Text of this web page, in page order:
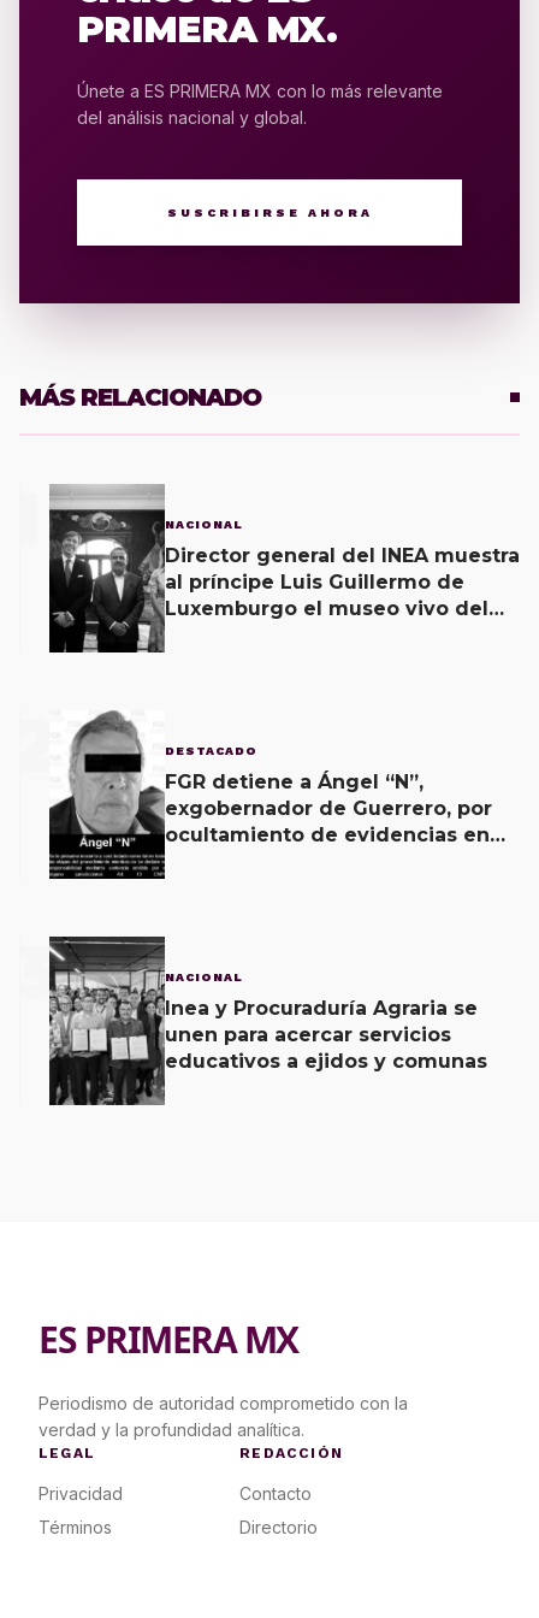
PRIMERA MX.
Únete a ES PRIMERA MX con lo más relevante
del análisis nacional y global.
SUSCRIBIRSE AHORA
MÁS RELACIONADO
NACIONAL
Director general del INEA muestra
al príncipe Luis Guillermo de
Luxemburgo el museo vivo del
DESTACADO
FGR detiene a Ángel “N”,
exgobernador de Guerrero, por
ocultamiento de evidencias en
3 NACIONAL
Inea y Procuraduría Agraria se
unen para acercar servicios
educativos a ejidos y comunas
ES PRIMERA MX
Periodismo de autoridad comprometido con la
verdad y la profundidad analítica.
LEGAL
Privacidad
Términos
REDACCIÓN
Contacto
Directorio